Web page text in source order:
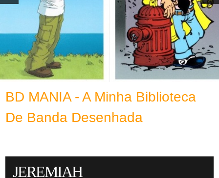
BD MANIA - A Minha Biblioteca
De Banda Desenhada
JEREMIAH